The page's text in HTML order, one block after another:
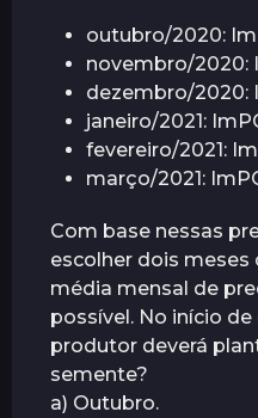
outubro/2020:
novembro/2020:
dezembro/2020:
janeiro/2021:
fevereiro/2021:
março/2021:
Com base nessas
escolher dois meses
média mensal de
possível. No início
produtor deverá
semente?
a) Outubro.